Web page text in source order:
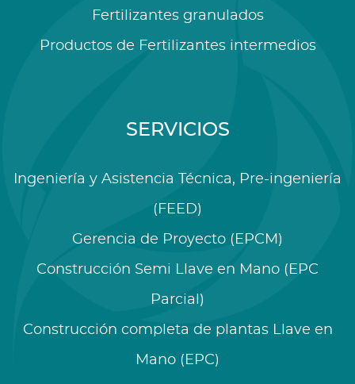
Fertilizantes granulados
Productos de Fertilizantes intermedios
SERVICIOS
Ingeniería y Asistencia Técnica, Pre-ingeniería
(FEED)
Gerencia de Proyecto (EPCM)
Construcción Semi Llave en Mano (EPC
Parcial)
Construcción completa de plantas Llave en
Mano (EPC)